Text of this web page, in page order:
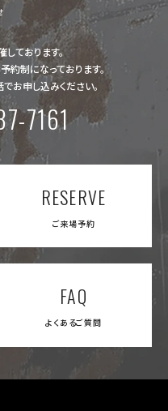
ております。
約制になっております。
お申し込みください。
7161
ご来場予約
RESERVE
よくあるご質問
FAQ